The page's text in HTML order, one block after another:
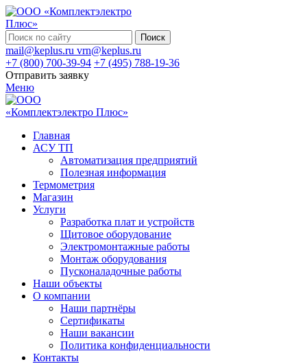
Поиск
mail@keplus.ru vrn@keplus.ru
+7 (800) 700-39-94 +7 (495) 788-19-36
Отправить заявку
Меню
Главная
АСУ ТП
Автоматизация предприятий
Полезная информация
Термометрия
Магазин
Услуги
Разработка плат и устройств
Щитовое оборудование
Электромонтажные работы
Монтаж оборудования
Пусконаладочные работы
Наши объекты
О компании
Наши партнёры
Сертификаты
Наши вакансии
Политика конфиденциальности
Контакты